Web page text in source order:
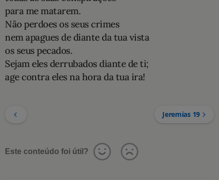
para me matarem.
Não perdoes os seus crimes
nem apagues de diante da tua vista
os seus pecados.
Sejam eles derrubados diante de ti;
age contra eles na hora da tua ira!
Jeremias 19
Este conteúdo foi útil?